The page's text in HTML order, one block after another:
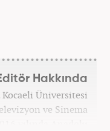
Hakkında
Kocaeli Üniversitesi
ve Sinema
yılında Anadolu